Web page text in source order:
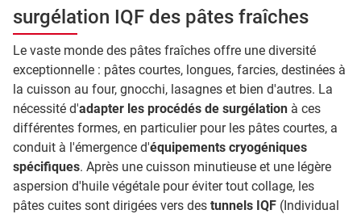
surgélation IQF des pâtes fraîches
Le vaste monde des pâtes fraîches offre une diversité
exceptionnelle : pâtes courtes, longues, farcies, destinées à
la cuisson au four, gnocchi, lasagnes et bien d'autres. La
nécessité d'adapter les procédés de surgélation à ces
différentes formes, en particulier pour les pâtes courtes, a
conduit à l'émergence d'équipements cryogéniques
spécifiques. Après une cuisson minutieuse et une légère
aspersion d'huile végétale pour éviter tout collage, les
pâtes cuites sont dirigées vers des tunnels IQF (Individual